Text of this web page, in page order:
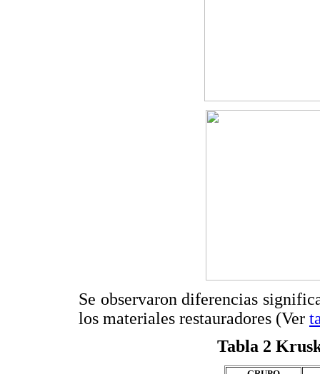
Se observaron diferencias
los materiales restauradores (Ver
Tabla 2